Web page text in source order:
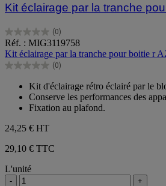
Kit éclairage par la tranche
(0)
0.0
sur
5
étoiles.
Réf. : MIG3119758
Kit éclairage par la tranche pour boitie r
(0)
0.0
étoiles.
Kit d'éclairage rétro éclairé par le
Conserve les performances des
Fixation au plafond.
24,25 € HT
29,10 € TTC
L'unité
- +